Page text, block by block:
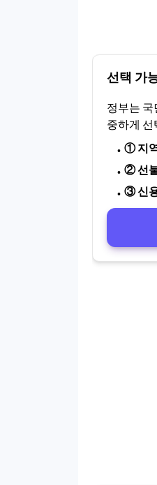
선택 가
정부는 국
중하게 선
① 지
② 선
③ 신